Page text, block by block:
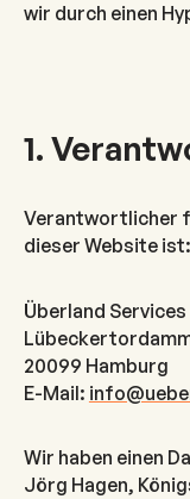
wir durch einen
1.
Verantwortlicher
dieser Website ist:
Überland
20099 Hamburg
E-Mail:
Wir haben einen
Jörg Hagen,